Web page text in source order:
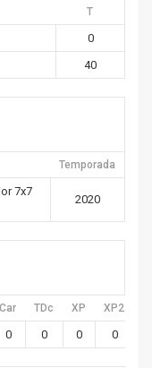
T
0
40
Temporada
7x7
2020
Car TDc XP XP2
0 0 0 0